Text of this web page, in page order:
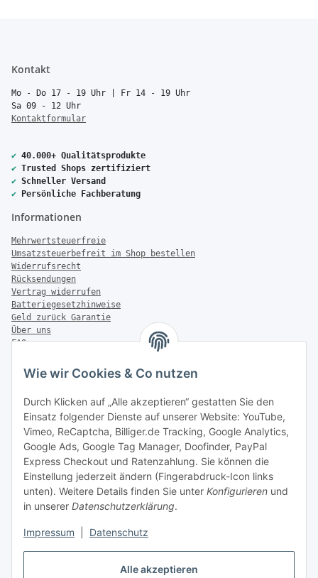
Alle akzeptieren
Wie wir Cookies & Co nutzen
Durch Klicken auf „Alle akzeptieren“ gestatten Sie den
Einsatz folgender Dienste auf unserer Website: YouTube,
Vimeo, ReCaptcha, Billiger.de Tracking, Google Analytics,
Google Ads, Google Tag Manager, Doofinder, PayPal
Express Checkout und Ratenzahlung. Sie können die
Einstellung jederzeit ändern (Fingerabdruck-Icon links
unten). Weitere Details finden Sie unter Konfigurieren und
in unserer Datenschutzerklärung.
Impressum Datenschutz
Kontakt
Mo - Do 17 - 19 Uhr | Fr 14 - 19 Uhr
Sa 09 - 12 Uhr
Kontaktformular
✔ 40.000+ Qualitätsprodukte
✔ Trusted Shops zertifiziert
✔ Schneller Versand
✔ Persönliche Fachberatung
Informationen
Mehrwertsteuerfreie
Umsatzsteuerbefreit im Shop bestellen
Widerrufsrecht
Rücksendungen
Vertrag widerrufen
Batteriegesetzhinweise
Geld zurück Garantie
Über uns
FAQ
Zahlung & Versand
Versandinformationen
Sonstiges